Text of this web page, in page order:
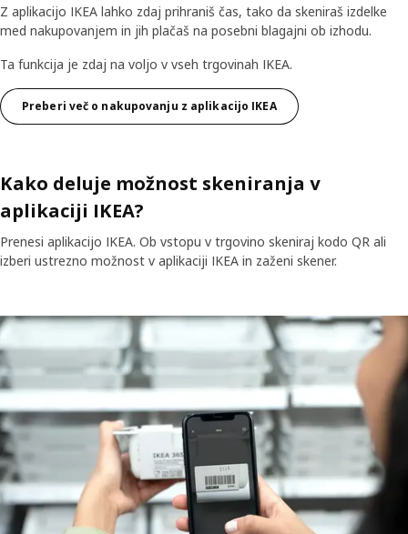
Z aplikacijo IKEA lahko zdaj prihraniš čas, tako da skeniraš izdelke
med nakupovanjem in jih plačaš na posebni blagajni ob izhodu.
Ta funkcija je zdaj na voljo v vseh trgovinah IKEA.
Preberi več o nakupovanju z aplikacijo IKEA
Kako deluje možnost skeniranja v
aplikaciji IKEA?
Prenesi aplikacijo IKEA. Ob vstopu v trgovino skeniraj kodo QR ali
izberi ustrezno možnost v aplikaciji IKEA in zaženi skener.